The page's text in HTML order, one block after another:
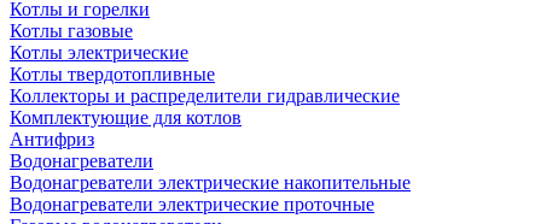
Котлы и горелки
Котлы газовые
Котлы электрические
Котлы твердотопливные
Коллекторы и распределители гидравлические
Комплектующие для котлов
Антифриз
Водонагреватели
Водонагреватели электрические накопительные
Водонагреватели электрические проточные